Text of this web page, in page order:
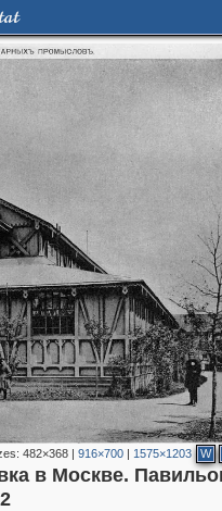
482×368| 916×700| 1575×1203 W
в Москве.